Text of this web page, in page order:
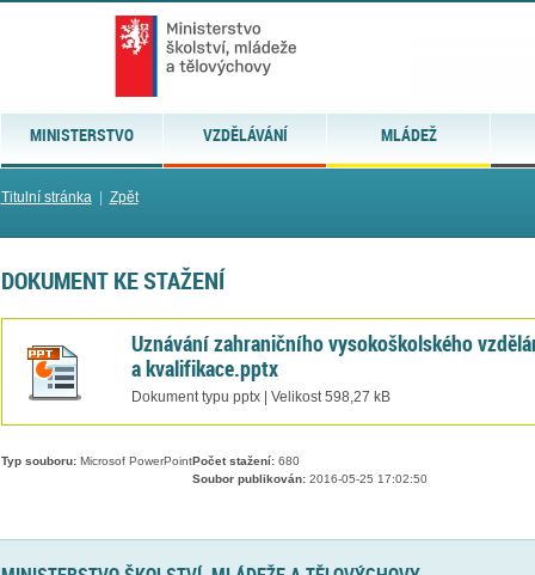
MINISTERSTVO VZDĚLÁVÁNÍ MLÁDEŽ
Titulní stránka| Zpět
DOKUMENT KE STAŽENÍ
Uznávání zahraničního vysokoškolského
a kvalifikace.pptx
Dokument typu pptx | Velikost 598,27 kB
Typ souboru:Microsof PowerPointPočet stažení:680
Soubor publikován:2016-05-25 17:02:50